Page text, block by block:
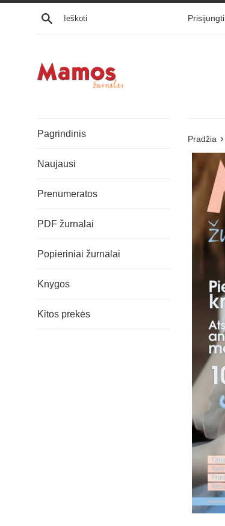
Eiti
Ieškoti Prisijungti
Pagrindinis
Naujausi
Prenumeratos
PDF žurnalai
Popieriniai žurnalai
Knygos
Kitos prekės
Pradžia ›